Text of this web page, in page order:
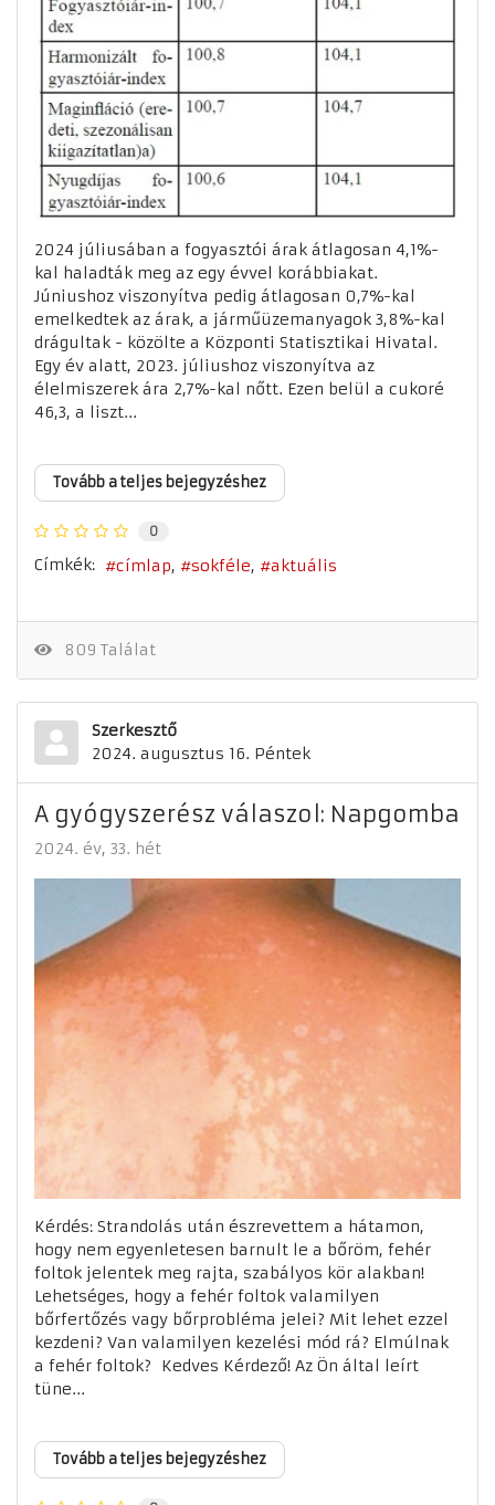
2024 júliusában a fogyasztói árak átlagosan 4,1%-
kal haladták meg az egy évvel korábbiakat.
Júniushoz viszonyítva pedig átlagosan 0,7%-kal
emelkedtek az árak, a járműüzemanyagok 3,8%-kal
drágultak - közölte a Központi Statisztikai Hivatal.
Egy év alatt, 2023. júliushoz viszonyítva az
élelmiszerek ára 2,7%-kal nőtt. Ezen belül a cukoré
46,3, a liszt...
Tovább a teljes bejegyzéshez
0
Címkék: címlap sokféle aktuális
809 Találat
Szerkesztő
2024. augusztus 16. Péntek
A gyógyszerész válaszol: Napgomba
2024. év 33. hét
Kérdés: Strandolás után észrevettem a hátamon,
hogy nem egyenletesen barnult le a bőröm, fehér
foltok jelentek meg rajta, szabályos kör alakban!
Lehetséges, hogy a fehér foltok valamilyen
bőrfertőzés vagy bőrprobléma jelei? Mit lehet ezzel
kezdeni? Van valamilyen kezelési mód rá? Elmúlnak
a fehér foltok? Kedves Kérdező! Az Ön által leírt
tüne...
Tovább a teljes bejegyzéshez